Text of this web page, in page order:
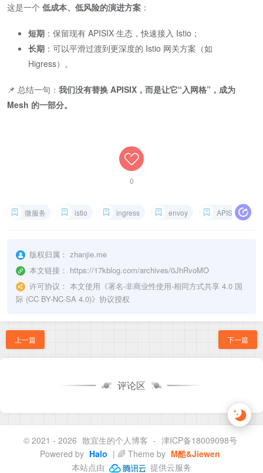
这是一个 低成本、低风险的演进方案 ：
短期 ：保留现有 APISIX 生态，快速接入 Istio；
长期 ：可以平滑过渡到更深度的 Istio 网关方案（如
Higress）。
📌 总结一句： 我们没有替换 APISIX，而是让它“入网格”，成为
Mesh 的一部分。
0
微服务 istio ingress envoy APISIX
版权归属： zhanjie.me
本文链接： https://17kblog.com/archives/0JhRvoMO
许可协议： 本文使用《署名-非商业性使用-相同方式共享 4.0 国
际 (CC BY-NC-SA 4.0)》协议授权
上一篇 下一篇
评论区
© 2021 - 2026 散宜生的个人博客 - 津ICP备18009098号
Powered by Halo | 🌈 Theme by M酷&Jiewen
本站点由
提供云服务